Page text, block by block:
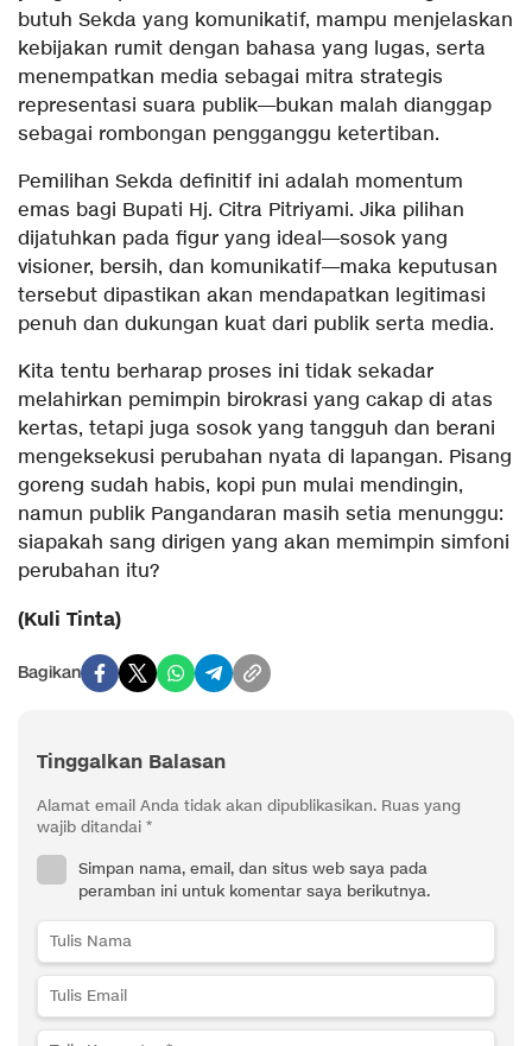
butuh Sekda yang komunikatif, mampu menjelaskan
kebijakan rumit dengan bahasa yang lugas, serta
menempatkan media sebagai mitra strategis
representasi suara publik—bukan malah dianggap
sebagai rombongan pengganggu ketertiban.
​Pemilihan Sekda definitif ini adalah momentum
emas bagi Bupati Hj. Citra Pitriyami. Jika pilihan
dijatuhkan pada figur yang ideal—sosok yang
visioner, bersih, dan komunikatif—maka keputusan
tersebut dipastikan akan mendapatkan legitimasi
penuh dan dukungan kuat dari publik serta media.
​Kita tentu berharap proses ini tidak sekadar
melahirkan pemimpin birokrasi yang cakap di atas
kertas, tetapi juga sosok yang tangguh dan berani
mengeksekusi perubahan nyata di lapangan. Pisang
goreng sudah habis, kopi pun mulai mendingin,
namun publik Pangandaran masih setia menunggu:
siapakah sang dirigen yang akan memimpin simfoni
perubahan itu?
(Kuli Tinta)
Bagikan
Tinggalkan Balasan
Alamat email Anda tidak akan dipublikasikan. Ruas yang
wajib ditandai *
Simpan nama, email, dan situs web saya pada
peramban ini untuk komentar saya berikutnya.